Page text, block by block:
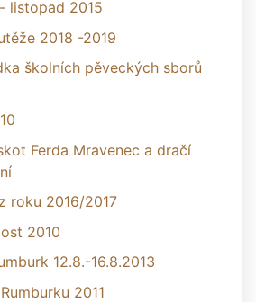
listopad 2015
2018 -2019
školních pěveckých sborů
Ferda Mravenec a dračí
roku 2016/2017
2010
12.8.-16.8.2013
2011